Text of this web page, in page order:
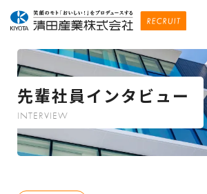
先輩社員インタビュー
INTERVIEW